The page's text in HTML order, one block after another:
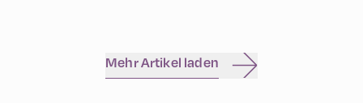
Mehr Artikel laden